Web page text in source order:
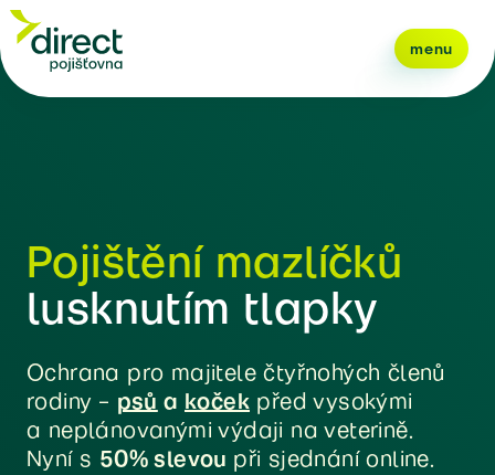
menu
Pojištění mazlíčků
lusknutím tlapky
Ochrana pro majitele čtyřnohých členů
rodiny – psů a koček před vysokými
a neplánovanými výdaji na veterině.
Nyní s 50% slevou při sjednání online.